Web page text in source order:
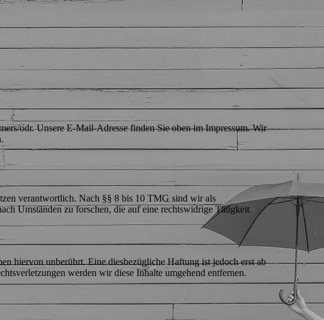
odr. Unsere E-Mail-Adresse finden Sie oben im Impressum. Wir
verantwortlich. Nach §§ 8 bis 10 TMG sind wir als
Umständen zu forschen, die auf eine rechtswidrige Tätigkeit
hiervon unberührt. Eine diesbezügliche Haftung ist jedoch erst ab
werden wir diese Inhalte umgehend entfernen.